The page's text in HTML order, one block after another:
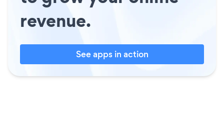
revenue.
See apps in action